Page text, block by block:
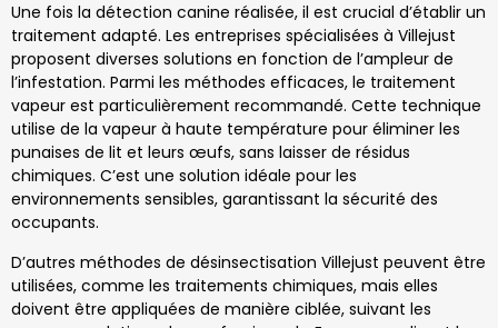
Une fois la détection canine réalisée, il est crucial d’établir un
traitement adapté. Les entreprises spécialisées à Villejust
proposent diverses solutions en fonction de l’ampleur de
l’infestation. Parmi les méthodes efficaces, le traitement
vapeur est particulièrement recommandé. Cette technique
utilise de la vapeur à haute température pour éliminer les
punaises de lit et leurs œufs, sans laisser de résidus
chimiques. C’est une solution idéale pour les
environnements sensibles, garantissant la sécurité des
occupants.
D’autres méthodes de désinsectisation Villejust peuvent être
utilisées, comme les traitements chimiques, mais elles
doivent être appliquées de manière ciblée, suivant les